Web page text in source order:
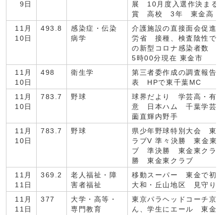
9日
展 10月度入選作決ま
賞 高校 3年 東金高
11月
10日
493.8
感染症・伝染
病学
介護施設の直接面会促
労省 接種、検査陰性で
の新型コロナ感染者数 9
5時00分現在 東金市
11月
10日
498 衛生学
第三者委作成の調査報告
表 HPで東千葉MC
11月
10日
783.7 野球
球界だより 学芸高・有
意 日本ハム 千葉学芸
薗直輝内野手
11月
10日
783.7 野球
県少年野球特別大会 東
ラブV 準々決勝 東金東
ブ 準決勝 東金東クラ
勝 東金東クラブ
11月
11日
369.2
老人福祉・障
害者福祉
移動スーパー 東金で
大和・丘山地区 見守り
11月
11日
377
大学・高等・
専門教育
東京パラヘッドコーチ京
ん、学生にエール 東金